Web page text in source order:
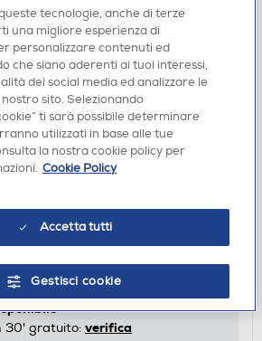
a gas HILG64225SB 58,5
30' gratuito: verifica
tecnologie, anche di terze
una migliore esperienza di
personalizzare contenuti ed
che siano aderenti ai tuoi interessi,
dei social media ed analizzare le
sito. Selezionando
ti sarà possibile determinare
utilizzati in base alle tue
la nostra cookie policy per
Cookie Policy
Accetta tutti
Gestisci cookie